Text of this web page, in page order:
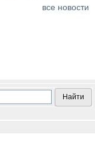
все новости